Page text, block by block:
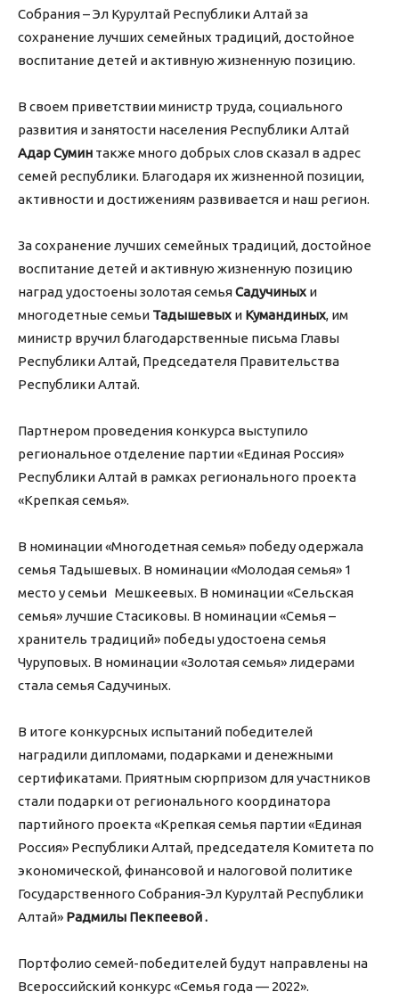
Собрания – Эл Курултай Республики Алтай за
сохранение лучших семейных традиций, достойное
воспитание детей и активную жизненную позицию.
В своем приветствии министр труда, социального
развития и занятости населения Республики Алтай
Адар Сумин также много добрых слов сказал в адрес
семей республики. Благодаря их жизненной позиции,
активности и достижениям развивается и наш регион.
За сохранение лучших семейных традиций, достойное
воспитание детей и активную жизненную позицию
наград удостоены золотая семьяСадучиных и
многодетные семьи Тадышевых и Кумандиных, им
министр вручил благодарственные письма Главы
Республики Алтай, Председателя Правительства
Республики Алтай.
Партнером проведения конкурса выступило
региональное отделение партии «Единая Россия»
Республики Алтай в рамках регионального проекта
«Крепкая семья».
В номинации «Многодетная семья» победу одержала
семья Тадышевых. В номинации «Молодая семья» 1
место у семьи Мешкеевых. В номинации «Сельская
семья» лучшие Стасиковы. В номинации «Семья –
хранитель традиций» победы удостоена семья
Чуруповых. В номинации «Золотая семья» лидерами
стала семья Садучиных.
В итоге конкурсных испытаний победителей
наградили дипломами, подарками и денежными
сертификатами. Приятным сюрпризом для участников
стали подарки от регионального координатора
партийного проекта «Крепкая семья партии «Единая
Россия» Республики Алтай, председателя Комитета по
экономической, финансовой и налоговой политике
Государственного Собрания-Эл Курултай Республики
Алтай» Радмилы Пекпеевой .
Портфолио семей-победителей будут направлены на
Всероссийский конкурс «Семья года — 2022».